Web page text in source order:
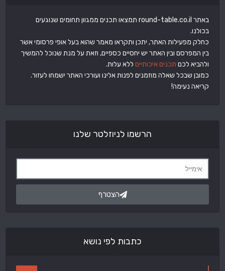
באתר round-table.co.il תמצאו תכנים ממגוון תחומים שנוגעים
בכולנו.
כחלק מפעילות האתר, יתכן ותקראו מאמר שהוא בעל אופי פרסומי אשר
בין המפרסם ובין האתר יש יחסיים כספיים, וזאת על מנת שנוכל להמשיך
ולהביא לכם תכנים איכותיים ללא עלות.
כמובן שבכל שאלה מוזמנים לפנות אלינו ועורכי האתר ישמחו לעזור.
קריאה נעימה!
הרשמו לניוזלטר שלנו
הצטרף
כתבות לפי נושא